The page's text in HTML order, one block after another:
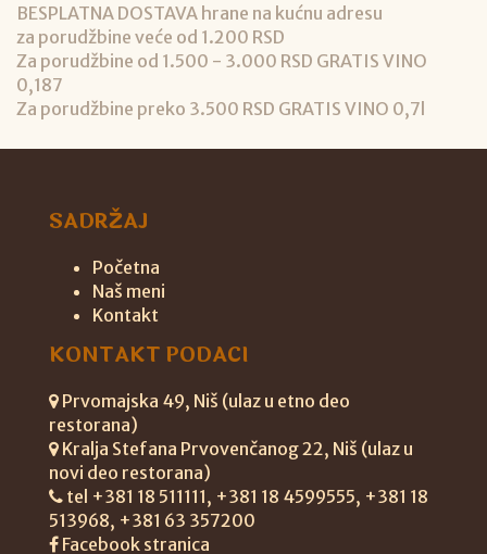
BESPLATNA DOSTAVA hrane na kućnu adresu
za porudžbine veće od 1.200 RSD
Za porudžbine od 1.500 - 3.000 RSD GRATIS VINO
0,187
Za porudžbine preko 3.500 RSD GRATIS VINO 0,7l
SADRŽAJ
Početna
Naš meni
Kontakt
KONTAKT PODACI
Prvomajska 49, Niš (ulaz u etno deo
restorana)
Kralja Stefana Prvovenčanog 22, Niš (ulaz u
novi deo restorana)
tel +381 18 511111, +381 18 4599555, +381 18
513968, +381 63 357200
Facebook stranica